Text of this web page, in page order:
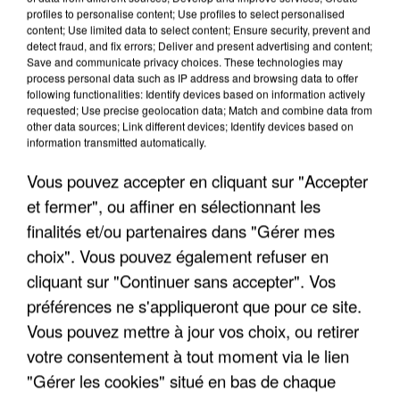
LES INTERVIEWS CHANTE
FRANCE
Voir plus
"JE SUIS À DISPOSITION DES
ENFOIRÉS"
"ON N'EST PAS DES PARENTS
PARFAITS"
profiles to personalise content; Use profiles to select personalised
content; Use limited data to select content; Ensure security, prevent and
detect fraud, and fix errors; Deliver and present advertising and content;
Save and communicate privacy choices. These technologies may
process personal data such as IP address and browsing data to offer
following functionalities: Identify devices based on information actively
requested; Use precise geolocation data; Match and combine data from
other data sources; Link different devices; Identify devices based on
information transmitted automatically.
Vous pouvez accepter en cliquant sur "Accepter
et fermer", ou affiner en sélectionnant les
finalités et/ou partenaires dans "Gérer mes
choix". Vous pouvez également refuser en
cliquant sur "Continuer sans accepter". Vos
préférences ne s'appliqueront que pour ce site.
Vous pouvez mettre à jour vos choix, ou retirer
votre consentement à tout moment via le lien
"Gérer les cookies" situé en bas de chaque